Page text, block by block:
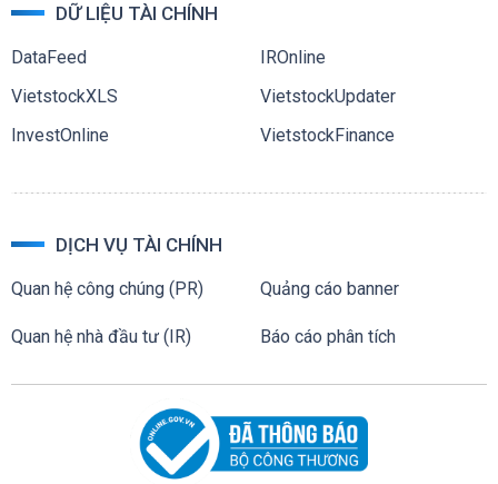
DỮ LIỆU TÀI CHÍNH
DataFeed
VietstockXLS
InvestOnline
IROnline
VietstockUpdater
VietstockFinance
DỊCH VỤ TÀI CHÍNH
Quan hệ công chúng (PR) Quảng cáo banner
Quan hệ nhà đầu tư (IR) Báo cáo phân tích